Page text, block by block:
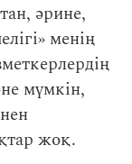
әрине,
менің
мүмкін,
жоқ.